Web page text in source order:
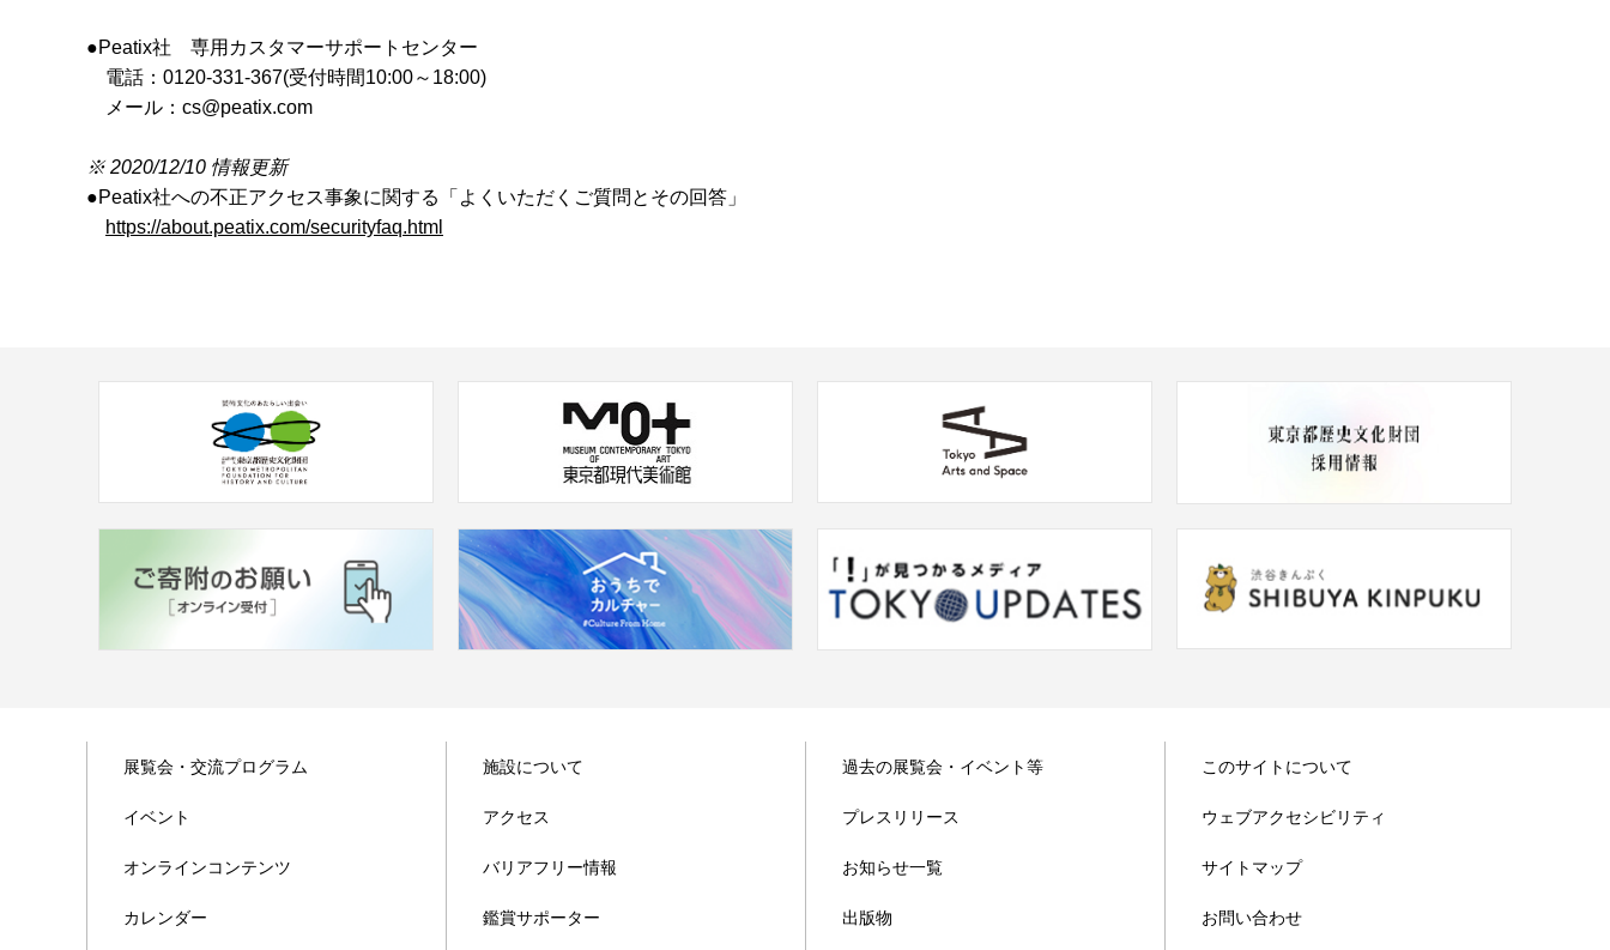
●Peatix社 専用カスタマーサポートセンター
電話：0120-331-367(受付時間10:00～18:00)
メール：cs@peatix.com
※ 2020/12/10 情報更新
●Peatix社への不正アクセス事象に関する「よくいただくご質問とその回答」
https://about.peatix.com/securityfaq.html
展覧会・交流プログラム
イベント
オンラインコンテンツ
カレンダー
施設について
アクセス
バリアフリー情報
鑑賞サポーター
過去の展覧会・イベント等
プレスリリース
お知らせ一覧
出版物
このサイトについて
ウェブアクセシビリティ
サイトマップ
お問い合わせ